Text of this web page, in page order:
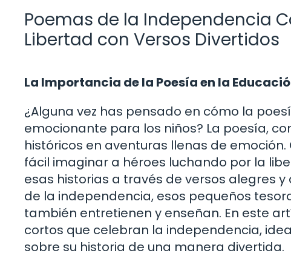
Poemas de la Independencia
Libertad con Versos Divertidos
La Importancia de la Poesía en la
¿Alguna vez has pensado en cómo la
emocionante para los niños? La poesía,
históricos en aventuras llenas de
fácil imaginar a héroes luchando por la
esas historias a través de versos alegres
de la independencia, esos pequeños
también entretienen y enseñan. En este
cortos que celebran la independencia,
sobre su historia de una manera divertida.